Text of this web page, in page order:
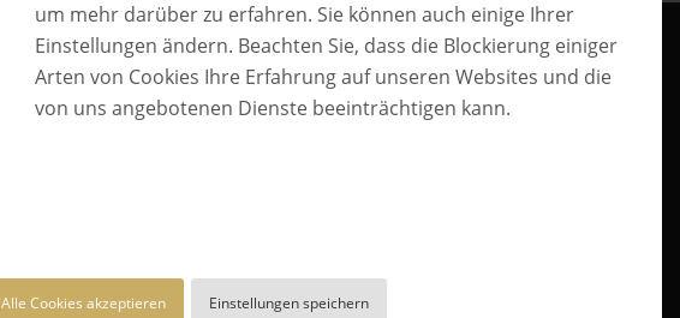
um mehr darüber zu erfahren. Sie können auch einige Ihrer
Einstellungen ändern. Beachten Sie, dass die Blockierung einiger
Arten von Cookies Ihre Erfahrung auf unseren Websites und die
von uns angebotenen Dienste beeinträchtigen kann.
Alle Cookies akzeptieren Einstellungen speichern
BEST PLACE TO LEARN
BEST PLACE TO LEARN® ist